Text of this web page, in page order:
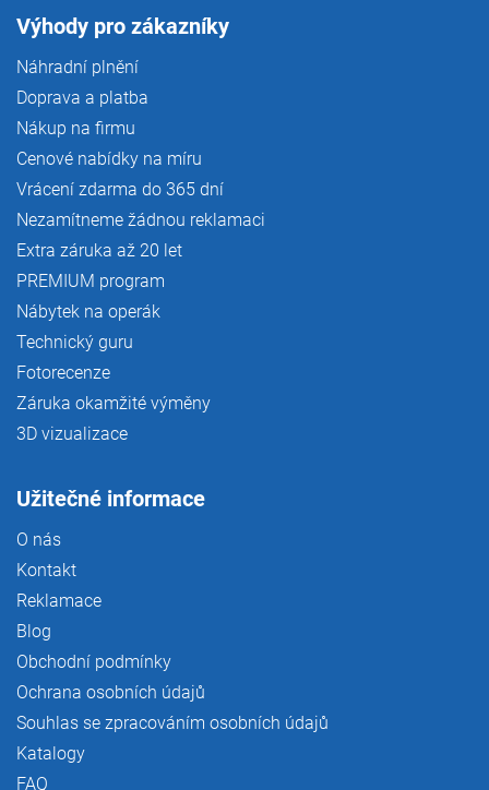
Výhody pro zákazníky
Náhradní plnění
Doprava a platba
Nákup na firmu
Cenové nabídky na míru
Vrácení zdarma do 365 dní
Nezamítneme žádnou reklamaci
Extra záruka až 20 let
PREMIUM program
Nábytek na operák
Technický guru
Fotorecenze
Záruka okamžité výměny
3D vizualizace
Užitečné informace
O nás
Kontakt
Reklamace
Blog
Obchodní podmínky
Ochrana osobních údajů
Souhlas se zpracováním osobních údajů
Katalogy
FAQ